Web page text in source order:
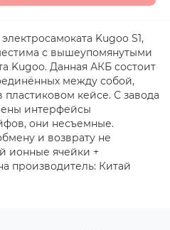
Kugoo S1,
с вышеупомянутыми
Kugoo. Данная АКБ состоит
между собой,
кейсе. С завода
интерфейсы
они несъемные.
и возврату не
ионные ячейки +
производитель: Китай